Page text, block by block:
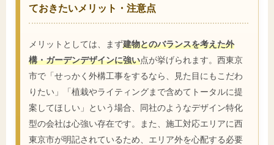
ておきたいメリット・注意点
メリットとしては、まず建物とのバランスを考えた外
構・ガーデンデザインに強い点が挙げられます。西東京
市で「せっかく外構工事をするなら、見た目にもこだわ
りたい」「植栽やライティングまで含めてトータルに提
案してほしい」という場合、同社のようなデザイン特化
型の会社は心強い存在です。また、施工対応エリアに西
東京市が明記されているため、エリア外を心配する必要